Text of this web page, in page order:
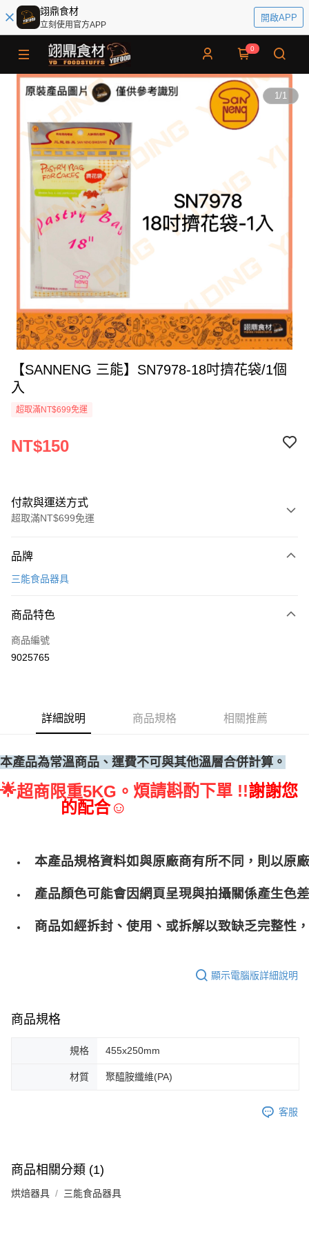
翊鼎食材
立刻使用官方APP
開啟APP
0
1/1
【SANNENG 三能】SN7978-18吋擠花袋/1個
入
超取滿NT$699免運
NT$150
付款與運送方式
超取滿NT$699免運
信用卡一次付款
運送方式
• 付款後全家取貨
(請點開選項勾選)
每筆NT$250
品牌
三能食品器具
商品特色
商品編號
9025765
詳細說明 商品規格 相關推薦
本產品為常溫商品、運費不可與其他溫層合併計算。
🌟超商限重5KG。 煩請斟酌下單 !!謝謝您
的配合☺
本產品規格資料如與原廠商有所不同，則以原
產品顏色可能會因網頁呈現與拍攝關係產生色
商品如經拆封、使用、或拆解以致缺乏完整性
顯示電腦版詳細說明
商品規格
規格 455x250mm
材質 聚醯胺纖維(PA)
客服
商品相關分類 (1)
烘焙器具 三能食品器具